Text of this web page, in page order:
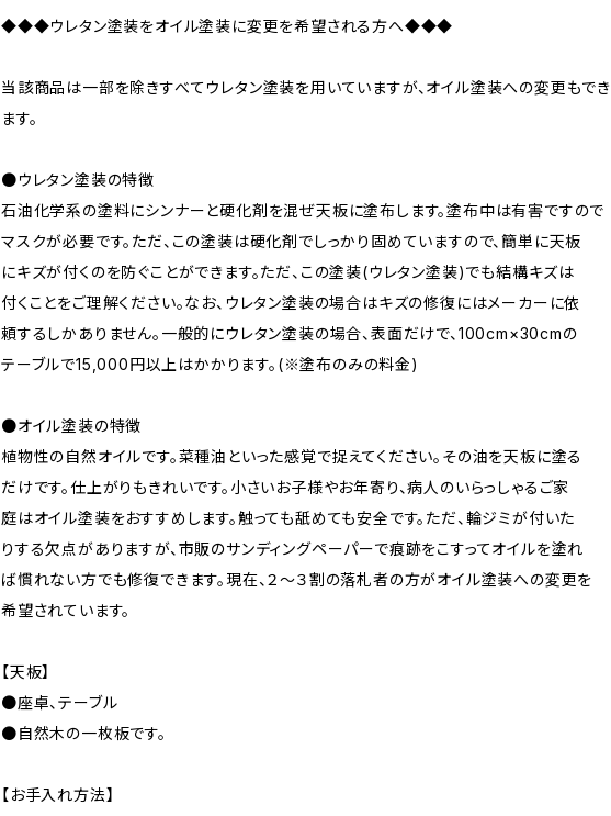
◆◆◆ウレタン塗装をオイル塗装に変更を希望される方へ◆◆◆
当該商品は一部を除きすべてウレタン塗装を用いていますが、オイル塗装への変更もでき
ます。
●ウレタン塗装の特徴
石油化学系の塗料にシンナーと硬化剤を混ぜ天板に塗布します。塗布中は有害ですので
マスクが必要です。ただ、この塗装は硬化剤でしっかり固めていますので、簡単に天板
にキズが付くのを防ぐことができます。ただ、この塗装(ウレタン塗装)でも結構キズは
付くことをご理解ください。なお、ウレタン塗装の場合はキズの修復にはメーカーに依
頼するしかありません。一般的にウレタン塗装の場合、表面だけで、100cm×30cmの
テーブルで15,000円以上はかかります。(※塗布のみの料金)
●オイル塗装の特徴
植物性の自然オイルです。菜種油といった感覚で捉えてください。その油を天板に塗る
だけです。仕上がりもきれいです。小さいお子様やお年寄り、病人のいらっしゃるご家
庭はオイル塗装をおすすめします。触っても舐めても安全です。ただ、輪ジミが付いた
りする欠点がありますが、市販のサンディングペーパーで痕跡をこすってオイルを塗れ
ば慣れない方でも修復できます。現在、２～３割の落札者の方がオイル塗装への変更を
希望されています。
【天板】
●座卓、テーブル
●自然木の一枚板です。
【お手入れ方法】